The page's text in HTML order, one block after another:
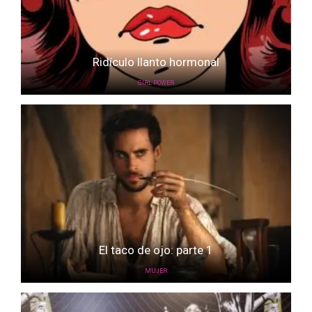
Ridículo llanto hormonal
GIRL POWER
El taco de ojo: parte 1
MUJER